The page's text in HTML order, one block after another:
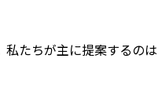
私たちが主に提案するのは